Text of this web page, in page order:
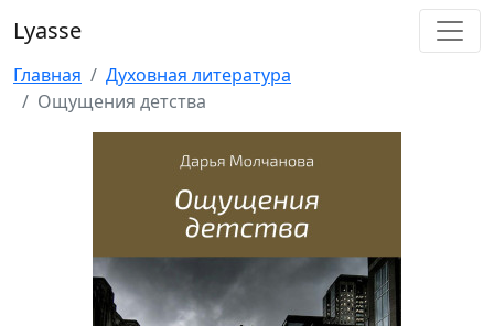
Lyasse
Главная
Духовная литература
Ощущения детства